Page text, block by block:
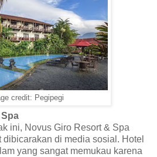
credit: Pegipegi
ini, Novus Giro Resort & Spa
di media sosial. Hotel
yang sangat memukau karena